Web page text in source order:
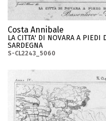
Costa Annibale
LA CITTA' DI NOVARA A PIEDI
SARDEGNA
S-CL2243_5060